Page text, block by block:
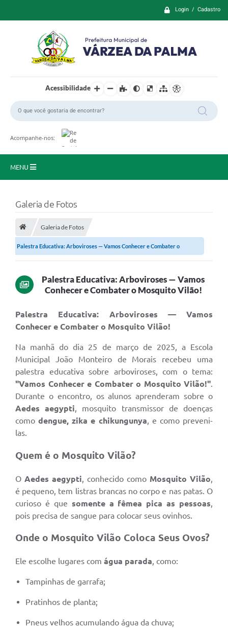
Login / Cadastro
Acessibilidade
Acompanhe-nos:
MENU
Prefeitura
Empresas
Cidadão
Servidor
Transparência
Ouvidoria
COVID-19
Patrimônio Cultural
Lei Aldir Blanc
Contato
Editais
A Prefeitura
A Nossa Cidade
Enfrentando o COVID-19
Contratos
Galeria de Fotos
Galeria de Fotos
Palestra Educativa: Arboviroses — Vamos Conhecer e Combater o
Palestra Educativa: Arboviroses — Vamos
Conhecer e Combater o Mosquito Vilão!
Palestra Educativa: Arboviroses — Vamos
Conhecer e Combater o Mosquito Vilão!
Na manhã do dia 25 de março de 2025, a Escola
Municipal João Monteiro de Morais recebeu uma
palestra educativa sobre arboviroses, com o tema:
"Vamos Conhecer e Combater o Mosquito Vilão!".
Durante o encontro, os alunos aprenderam sobre o
Aedes aegypti, mosquito transmissor de doenças
comodengue, zika e chikungunya, e como preveni-
las.
Quem é o Mosquito Vilão?
O Aedes aegypti , conhecido como Mosquito Vilão
é pequeno, tem listras brancas no corpo e nas patas. O
curioso é que somente a fêmea pica as pessoas
pois precisa de sangue para colocar seus ovinhos.
Onde o Mosquito Vilão Coloca Seus Ovos?
Ele escolhe lugares com água parada, como:
Tampinhas de garrafa;
Pratinhos de planta;
Pneus velhos acumulando água da chuva;